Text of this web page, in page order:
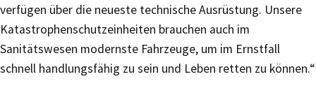
verfügen über die neueste technische Ausrüstung. Unsere
Katastrophenschutzeinheiten brauchen auch im
Sanitätswesen modernste Fahrzeuge, um im Ernstfall
schnell handlungsfähig zu sein und Leben retten zu können.“